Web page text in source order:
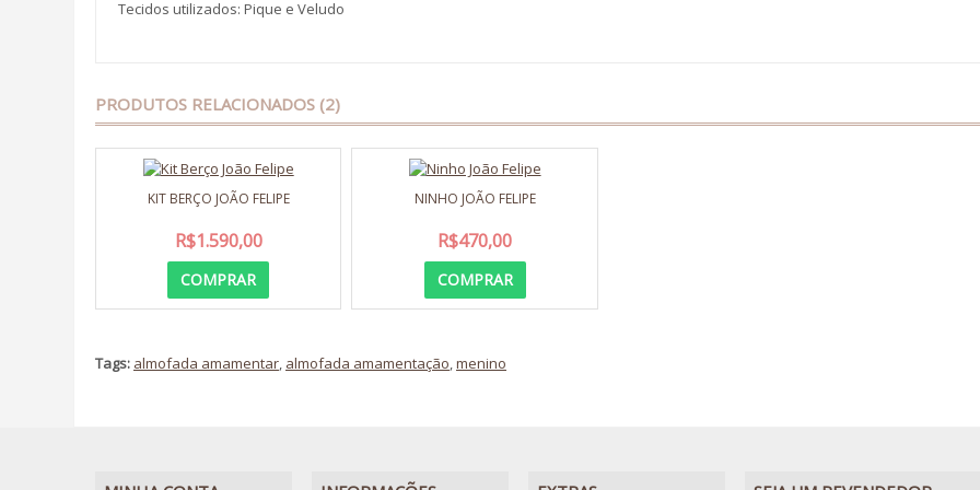
Tecidos utilizados: Pique e Veludo
PRODUTOS RELACIONADOS (2)
KIT BERÇO JOÃO FELIPE
R$1.590,00
COMPRAR
NINHO JOÃO FELIPE
R$470,00
COMPRAR
Tags: almofada amamentar, almofada amamentação,menino